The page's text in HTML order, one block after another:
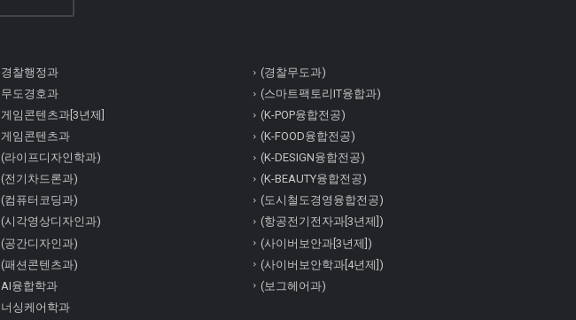
경찰행정과
무도경호과
게임콘텐츠과[3년제]
게임콘텐츠과
(라이프디자인학과)
(전기차드론과)
(컴퓨터코딩과)
(시각영상디자인과)
(공간디자인과)
(패션콘텐츠과)
AI융합학과
너싱케어학과
(경찰무도과)
(스마트팩토리IT융합과)
(K-POP융합전공)
(K-FOOD융합전공)
(K-DESIGN융합전공)
(K-BEAUTY융합전공)
(도시철도경영융합전공)
(항공전기전자과[3년제])
(사이버보안과[3년제])
(사이버보안학과[4년제])
(보그헤어과)